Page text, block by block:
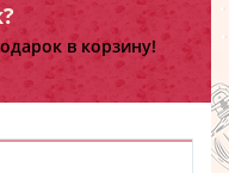
в корзину!